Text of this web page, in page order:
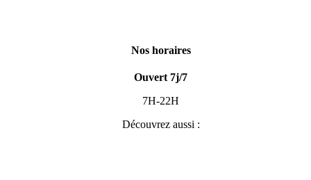
Nos horaires
Ouvert 7j/7
7H-22H
Découvrez aussi :